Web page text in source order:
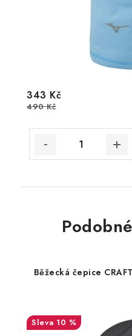
343 Kč
490 Kč
Běžecká čepice
10 %